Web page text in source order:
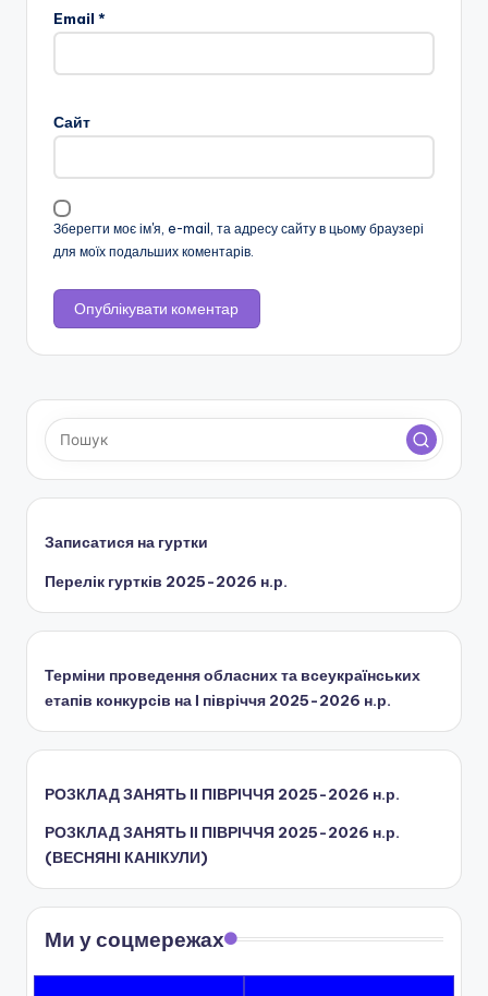
н
о
о
с
іт
и
"
Р
і
в
н
е
н
с
ь
о
о
б
л
а
с
н
о
Email *
Сайт
Зберегти моє ім'я, e-mail, та адресу сайту в цьому браузері
для моїх подальших коментарів.
Записатися на гуртки
Перелік гуртків 2025-2026 н.р.
Терміни проведення обласних та всеукраїнських
етапів конкурсів на І півріччя 2025-2026 н.р.
РОЗКЛАД ЗАНЯТЬ IІ ПІВРІЧЧЯ 2025-2026 н.р.
РОЗКЛАД ЗАНЯТЬ IІ ПІВРІЧЧЯ 2025-2026 н.р.
(ВЕСНЯНІ КАНІКУЛИ)
Ми у соцмережах